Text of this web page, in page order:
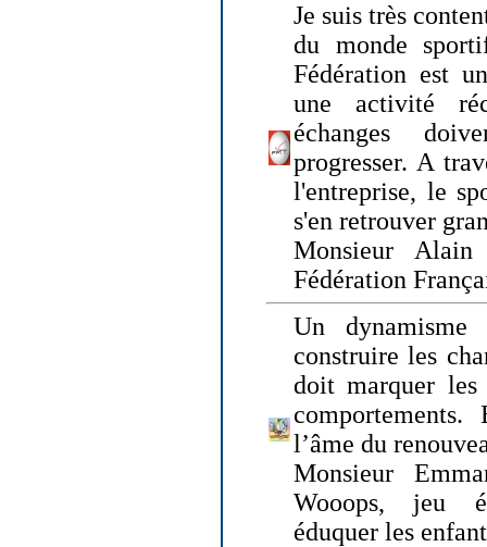
Je suis très
du monde
Fédération est
une activité
échanges
progresser. A
l'entreprise, le
s'en retrouver
Monsieur
Fédération
Un dynamisme
construire les
doit marquer les
l’âme du
Monsieur
Wooops, jeu
éduquer les